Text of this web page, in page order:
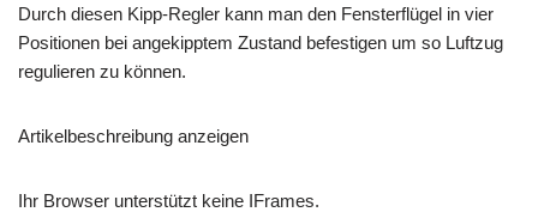
Durch diesen Kipp-Regler kann man den Fensterflügel in vier
Positionen bei angekipptem Zustand befestigen um so Luftzug
regulieren zu können.
Artikelbeschreibung anzeigen
Ihr Browser unterstützt keine IFrames.